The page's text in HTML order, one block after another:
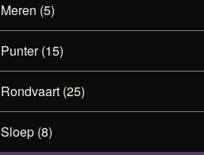
Meren (5)
Punter (15)
Rondvaart (25)
Sloep (8)